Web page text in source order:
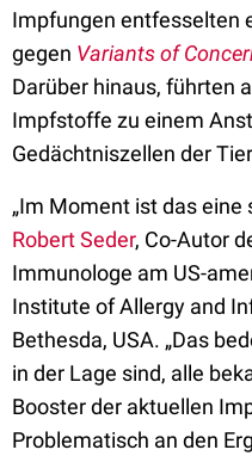
Impfungen entfesselten
gegen Variants of
Darüber hinaus, führten
Impfstoffe zu einem
Gedächtniszellen der
„Im Moment ist das eine
Robert Seder, Co-Autor
Immunologe am US-
Institute of Allergy and
Bethesda, USA. „Das
in der Lage sind, alle
Booster der aktuellen
Problematisch an den